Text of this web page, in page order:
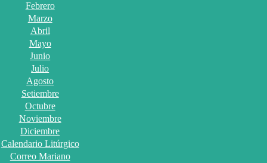
Febrero
Marzo
Abril
Mayo
Junio
Julio
Agosto
Setiembre
Octubre
Noviembre
Diciembre
Calendario Litúrgico
Correo Mariano